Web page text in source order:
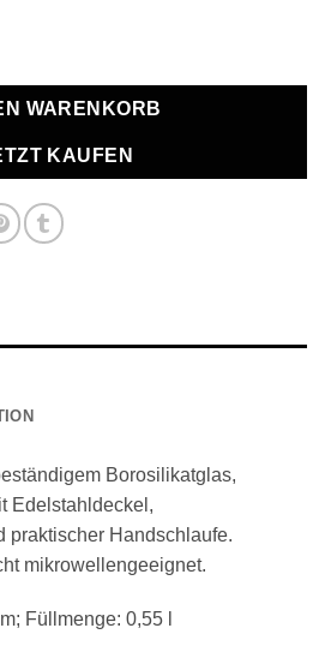
Menge
WARENKORB
KAUFEN
Borosilikatglas,
Edelstahldeckel,
praktischer Handschlaufe.
mikrowellengeeignet.
Füllmenge: 0,55 l